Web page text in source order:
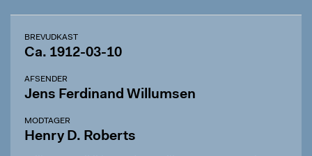
BREVUDKAST
Ca. 1912-03-10
AFSENDER
Jens Ferdinand Willumsen
MODTAGER
Henry D. Roberts